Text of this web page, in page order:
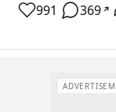
991 369 ↗